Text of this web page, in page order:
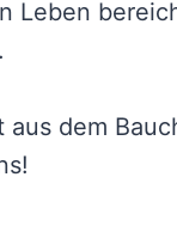
Leben
dem